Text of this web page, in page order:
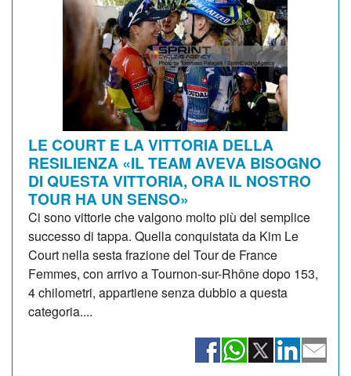
LE COURT E LA VITTORIA DELLA
RESILIENZA «IL TEAM AVEVA BISOGNO
DI QUESTA VITTORIA, ORA IL NOSTRO
TOUR HA UN SENSO»
Ci sono vittorie che valgono molto più del semplice
successo di tappa. Quella conquistata da Kim Le
Court nella sesta frazione del Tour de France
Femmes, con arrivo a Tournon-sur-Rhône dopo 153,
4 chilometri, appartiene senza dubbio a questa
categoria....